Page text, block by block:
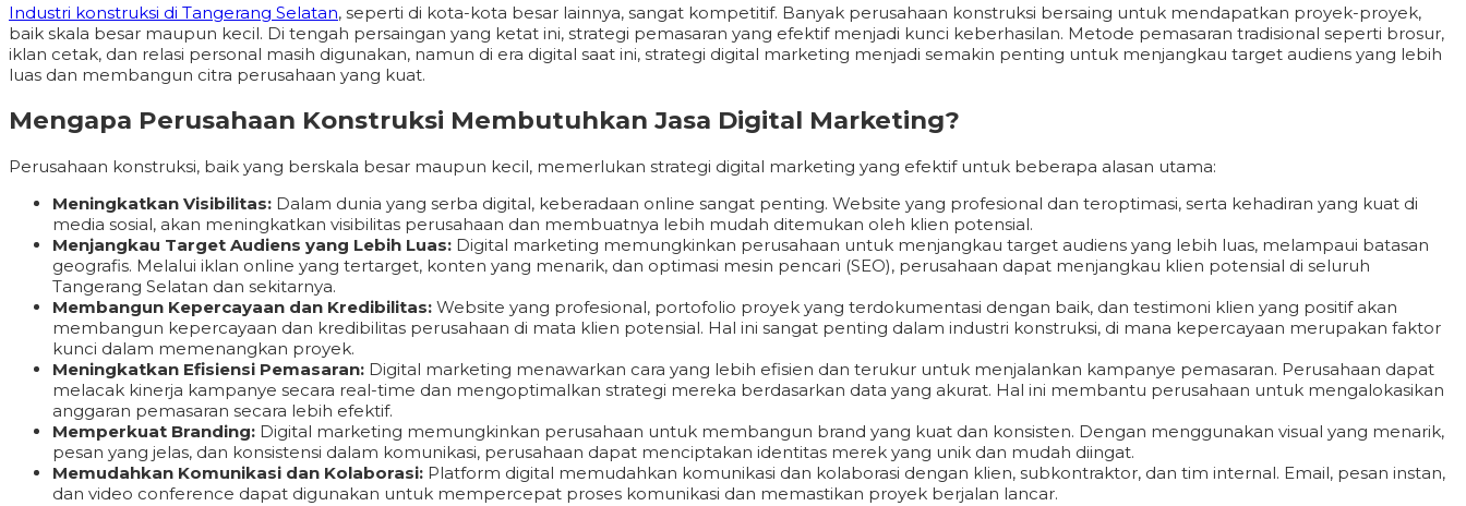
Industri konstruksi di Tangerang Selatan, seperti di kota-kota besar lainnya, sangat kompetitif. Banyak perusahaan konstruksi bersaing untuk mendapatkan proyek-proyek,
baik skala besar maupun kecil. Di tengah persaingan yang ketat ini, strategi pemasaran yang efektif menjadi kunci keberhasilan. Metode pemasaran tradisional seperti brosur,
iklan cetak, dan relasi personal masih digunakan, namun di era digital saat ini, strategi digital marketing menjadi semakin penting untuk menjangkau target audiens yang lebih
luas dan membangun citra perusahaan yang kuat.
Mengapa Perusahaan Konstruksi Membutuhkan Jasa Digital Marketing?
Perusahaan konstruksi, baik yang berskala besar maupun kecil, memerlukan strategi digital marketing yang efektif untuk beberapa alasan utama:
Meningkatkan Visibilitas: Dalam dunia yang serba digital, keberadaan online sangat penting. Website yang profesional dan teroptimasi, serta kehadiran yang kuat di
media sosial, akan meningkatkan visibilitas perusahaan dan membuatnya lebih mudah ditemukan oleh klien potensial.
Menjangkau Target Audiens yang Lebih Luas: Digital marketing memungkinkan perusahaan untuk menjangkau target audiens yang lebih luas, melampaui batasan
geografis. Melalui iklan online yang tertarget, konten yang menarik, dan optimasi mesin pencari (SEO), perusahaan dapat menjangkau klien potensial di seluruh
Tangerang Selatan dan sekitarnya.
Membangun Kepercayaan dan Kredibilitas: Website yang profesional, portofolio proyek yang terdokumentasi dengan baik, dan testimoni klien yang positif akan
membangun kepercayaan dan kredibilitas perusahaan di mata klien potensial. Hal ini sangat penting dalam industri konstruksi, di mana kepercayaan merupakan faktor
kunci dalam memenangkan proyek.
Meningkatkan Efisiensi Pemasaran: Digital marketing menawarkan cara yang lebih efisien dan terukur untuk menjalankan kampanye pemasaran. Perusahaan dapat
melacak kinerja kampanye secara real-time dan mengoptimalkan strategi mereka berdasarkan data yang akurat. Hal ini membantu perusahaan untuk mengalokasikan
anggaran pemasaran secara lebih efektif.
Memperkuat Branding: Digital marketing memungkinkan perusahaan untuk membangun brand yang kuat dan konsisten. Dengan menggunakan visual yang menarik,
pesan yang jelas, dan konsistensi dalam komunikasi, perusahaan dapat menciptakan identitas merek yang unik dan mudah diingat.
Memudahkan Komunikasi dan Kolaborasi: Platform digital memudahkan komunikasi dan kolaborasi dengan klien, subkontraktor, dan tim internal. Email, pesan instan,
dan video conference dapat digunakan untuk mempercepat proses komunikasi dan memastikan proyek berjalan lancar.